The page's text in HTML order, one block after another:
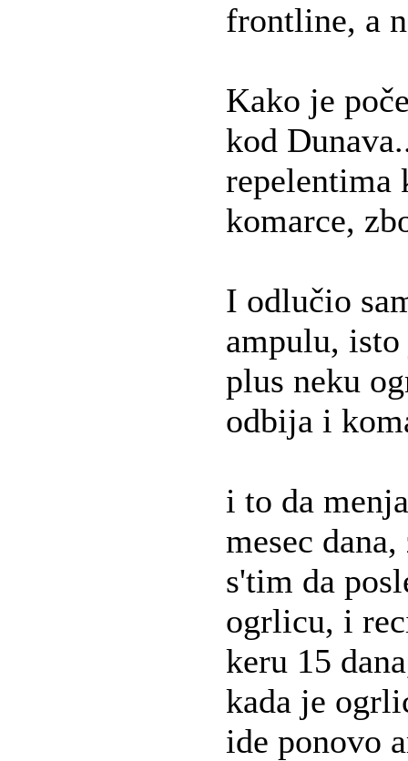
frontline, a
Kako je
kod
repelentima
komarce,
I odlučio
ampulu, isto
plus neku
odbija i
i to da
mesec
s'tim da
ogrlicu, i
keru 15
kada je
ide ponovo